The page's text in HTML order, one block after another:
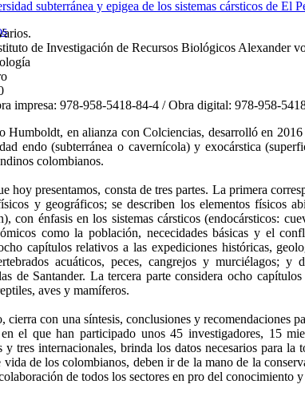
de Investigación de Recursos Biológicos Alexander
impresa: 978-958-5418-84-4 / Obra digital: 978-958-
Humboldt, en alianza con Colciencias, desarrolló en
endo (subterránea o cavernícola) y exocárstica
colombianos.
hoy presentamos, consta de tres partes. La primera
y geográficos; se describen los elementos
con énfasis en los sistemas cársticos (endocársticos:
como la población, nececidades básicas y el
capítulos relativos a las expediciones históricas,
acuáticos, peces, cangrejos y murciélagos;
de Santander. La tercera parte considera ocho
aves y mamíferos.
cierra con una síntesis, conclusiones y recomendaciones
el que han participado unos 45 investigadores, 15
y tres internacionales, brinda los datos necesarios para
vida de los colombianos, deben ir de la mano de la
de todos los sectores en pro del conocimiento